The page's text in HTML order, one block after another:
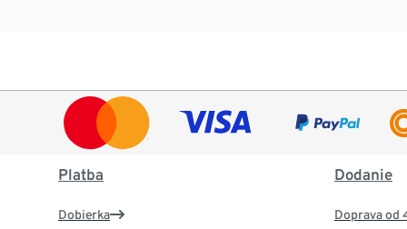
Platba
Dobierka
Dodanie
Doprava od